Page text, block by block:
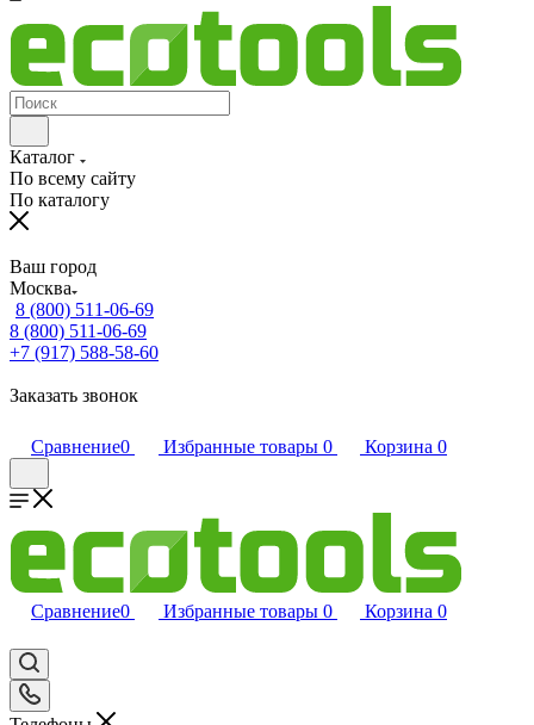
Каталог
По всему сайту
По каталогу
Ваш город
Москва
8 (800) 511-06-69
8 (800) 511-06-69
+7 (917) 588-58-60
Заказать звонок
Сравнение0 Избранные товары 0 Корзина 0
Сравнение0 Избранные товары 0 Корзина 0